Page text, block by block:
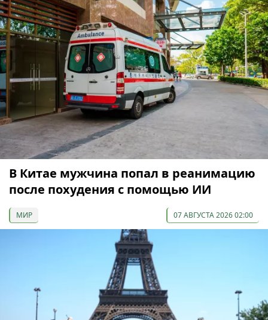
В Китае мужчина попал в реанимацию
после похудения с помощью ИИ
МИР 07 АВГУСТА 2026 02:00